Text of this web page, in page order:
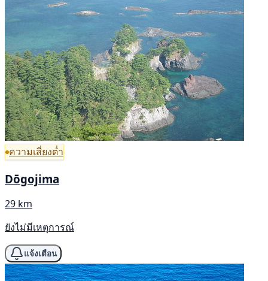
ความเสี่ยงต่ำ
Dōgojima
29 km
ยังไม่มีเหตุการณ์
แจ้งเตือน